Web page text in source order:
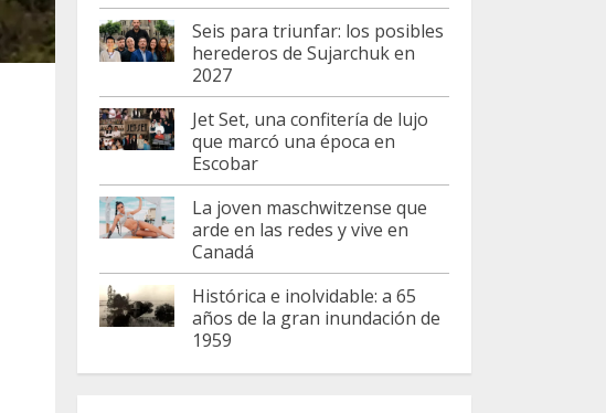
Seis para triunfar: los posibles
herederos de Sujarchuk en
2027
Jet Set, una confitería de lujo
que marcó una época en
Escobar
La joven maschwitzense que
arde en las redes y vive en
Canadá
Histórica e inolvidable: a 65
años de la gran inundación de
1959